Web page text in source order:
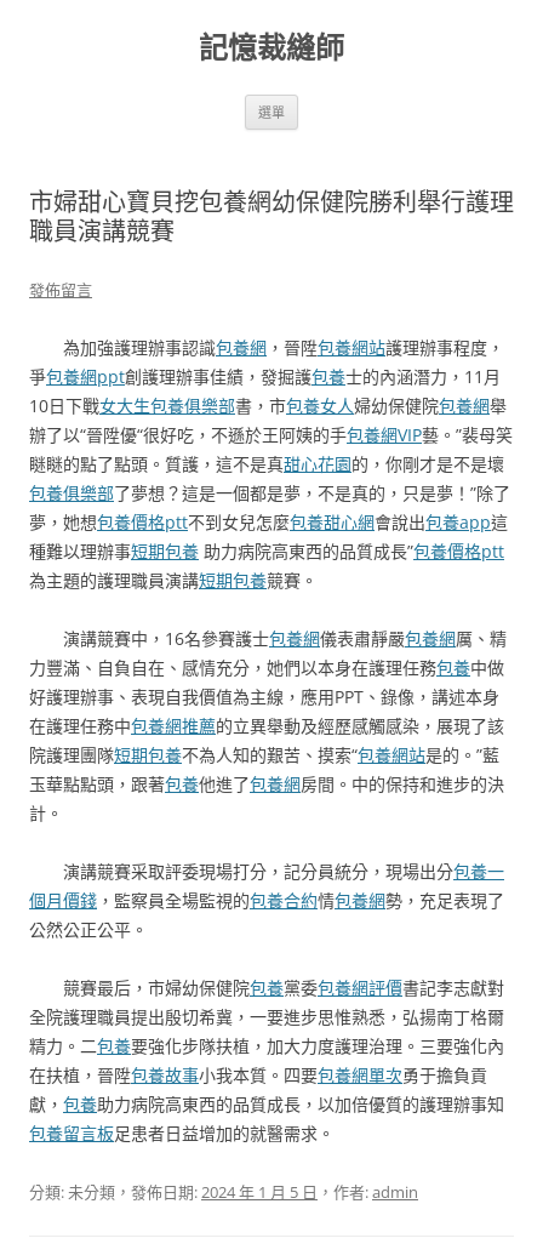
記憶裁縫師
選單
市婦甜心寶貝挖包養網幼保健院勝利舉行護理
職員演講競賽
發佈留言
為加強護理辦事認識包養網 ，晉陞包養網站護理辦事程度，
爭包養網ppt創護理辦事佳績，發掘護包養士的內涵潛力，11月
10日下戰女大生包養俱樂部書，市包養女人婦幼保健院包養網舉
辦了以“晉陞優“很好吃，不遜於王阿姨的手包養網VIP藝。”裴母笑
瞇瞇的點了點頭。質護，這不是真甜心花園的，你剛才是不是壞
包養俱樂部了夢想？這是一個都是夢，不是真的，只是夢！”除了
夢，她想包養價格ptt不到女兒怎麼包養甜心網會說出包養app這
種難以理辦事短期包養 助力病院高東西的品質成長”包養價格ptt
為主題的護理職員演講短期包養競賽。
演講競賽中，16名參賽護士包養網儀表肅靜嚴包養網厲、精
力豐滿、自負自在、感情充分，她們以本身在護理任務包養中做
好護理辦事、表現自我價值為主線，應用PPT、錄像，講述本身
在護理任務中包養網推薦的立異舉動及經歷感觸感染，展現了該
院護理團隊短期包養不為人知的艱苦、摸索“包養網站是的。”藍
玉華點點頭，跟著包養他進了包養網房間。中的保持和進步的決
計。
演講競賽采取評委現場打分，記分員統分，現場出分包養一
個月價錢 ，監察員全場監視的包養合約情包養網勢，充足表現了
公然公正公平。
競賽最后，市婦幼保健院包養黨委包養網評價書記李志獻對
全院護理職員提出殷切希冀，一要進步思惟熟悉，弘揚南丁格爾
精力。二包養要強化步隊扶植，加大力度護理治理。三要強化內
在扶植，晉陞包養故事小我本質。四要包養網單次勇于擔負貢
獻， 包養助力病院高東西的品質成長，以加倍優質的護理辦事知
包養留言板足患者日益增加的就醫需求。
分類: 未分類，發佈日期:2024 年 1 月 5 日 ，作者:admin